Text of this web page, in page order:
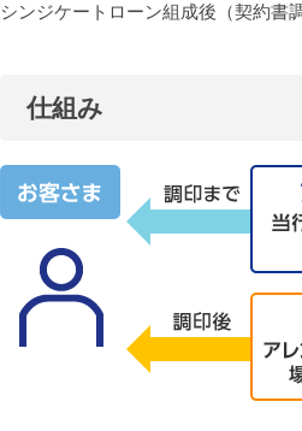
シンジケートローン組成後（契約書
仕組み